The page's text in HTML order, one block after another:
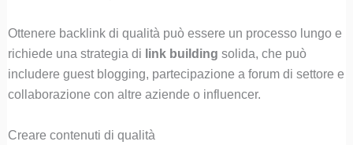
Ottenere backlink di qualità può essere un processo lungo e
richiede una strategia di link building solida, che può
includere guest blogging, partecipazione a forum di settore e
collaborazione con altre aziende o influencer.
Creare contenuti di qualità